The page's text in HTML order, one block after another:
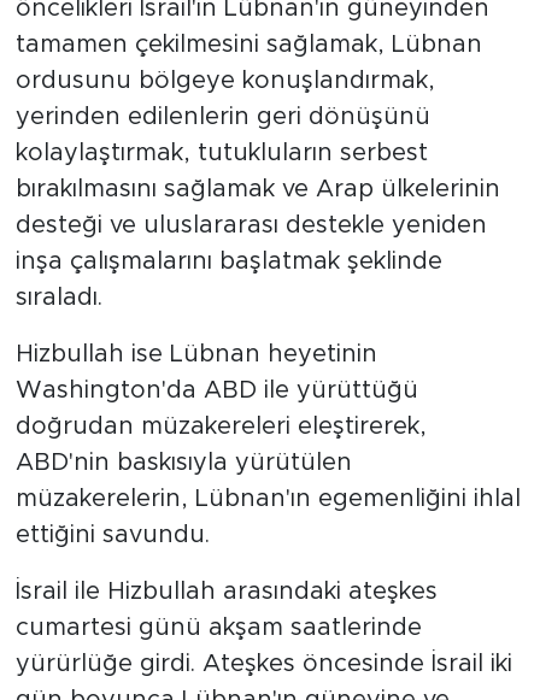
öncelikleri İsrail'in Lübnan'ın güneyinden
tamamen çekilmesini sağlamak, Lübnan
ordusunu bölgeye konuşlandırmak,
yerinden edilenlerin geri dönüşünü
kolaylaştırmak, tutukluların serbest
bırakılmasını sağlamak ve Arap ülkelerinin
desteği ve uluslararası destekle yeniden
inşa çalışmalarını başlatmak şeklinde
sıraladı.
Hizbullah ise Lübnan heyetinin
Washington'da ABD ile yürüttüğü
doğrudan müzakereleri eleştirerek,
ABD'nin baskısıyla yürütülen
müzakerelerin, Lübnan'ın egemenliğini ihlal
ettiğini savundu.
İsrail ile Hizbullah arasındaki ateşkes
cumartesi günü akşam saatlerinde
yürürlüğe girdi. Ateşkes öncesinde İsrail iki